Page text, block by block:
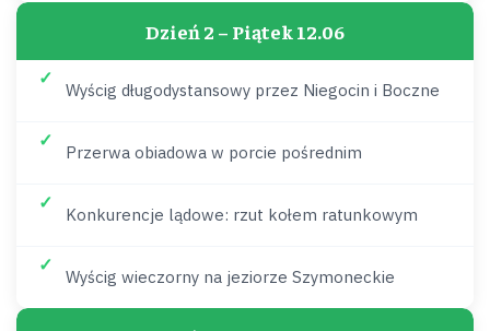
Dzień 2 – Piątek 12.06
Wyścig długodystansowy przez Niegocin i Boczne
Przerwa obiadowa w porcie pośrednim
Konkurencje lądowe: rzut kołem ratunkowym
Wyścig wieczorny na jeziorze Szymoneckie